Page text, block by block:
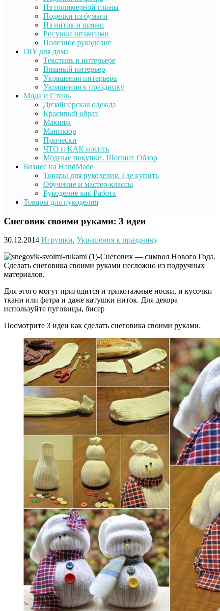
Из полимерной глины
Поделки из бумаги
Из ниток и пряжи
Рисунки штампами
Полезное рукоделие
DIY для дома
Текстиль в интерьере
Вязаный интерьер
Украшения интерьера
Украшения к празднику
Мода и Стиль
Дизайнерская одежда
Красивый образ
Макияж
Маникюр
Прически
ЧТО и КАК носить
Модные покупки. Шопинг Обзор
Бизнес на HandMade
Товары для рукоделия. Где купить
Обучение и мастер-классы
Рукоделие как Работа
Товары для рукоделия
Снеговик своими руками: 3 идеи
30.12.2014 Игрушки, Украшения к празднику
Снеговик — символ Нового Года.
Сделать снеговика своими руками несложно из подручных
материалов.
Для этого могут пригодится и трикотажные носки, и кусочки
ткани или фетра и даже катушки ниток. Для декора
используйте пуговицы, бисер
Посмотрите 3 идеи как сделать снеговика своими руками.